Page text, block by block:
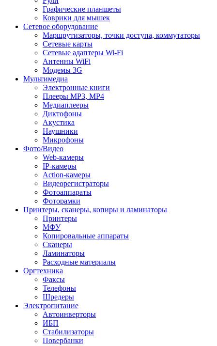
Графические планшеты
Коврики для мышек
Сетевое оборудование
Маршрутизаторы, точки доступа, коммутаторы
Сетевые карты
Сетевые адаптеры Wi-Fi
Антенны WiFi
Модемы 3G
Мультимедиа
Электронные книги
Плееры MP3, MP4
Медиаплееры
Диктофоны
Акустика
Наушники
Микрофоны
Фото/Видео
Web-камеры
IP-камеры
Action-камеры
Видеорегистраторы
Фотоаппараты
Фоторамки
Принтеры, сканеры, копиры и ламинаторы
Принтеры
МФУ
Копировальные аппараты
Сканеры
Ламинаторы
Расходные материалы
Оргтехника
Факсы
Телефоны
Шредеры
Электропитание
Автоинверторы
ИБП
Стабилизаторы
Повербанки